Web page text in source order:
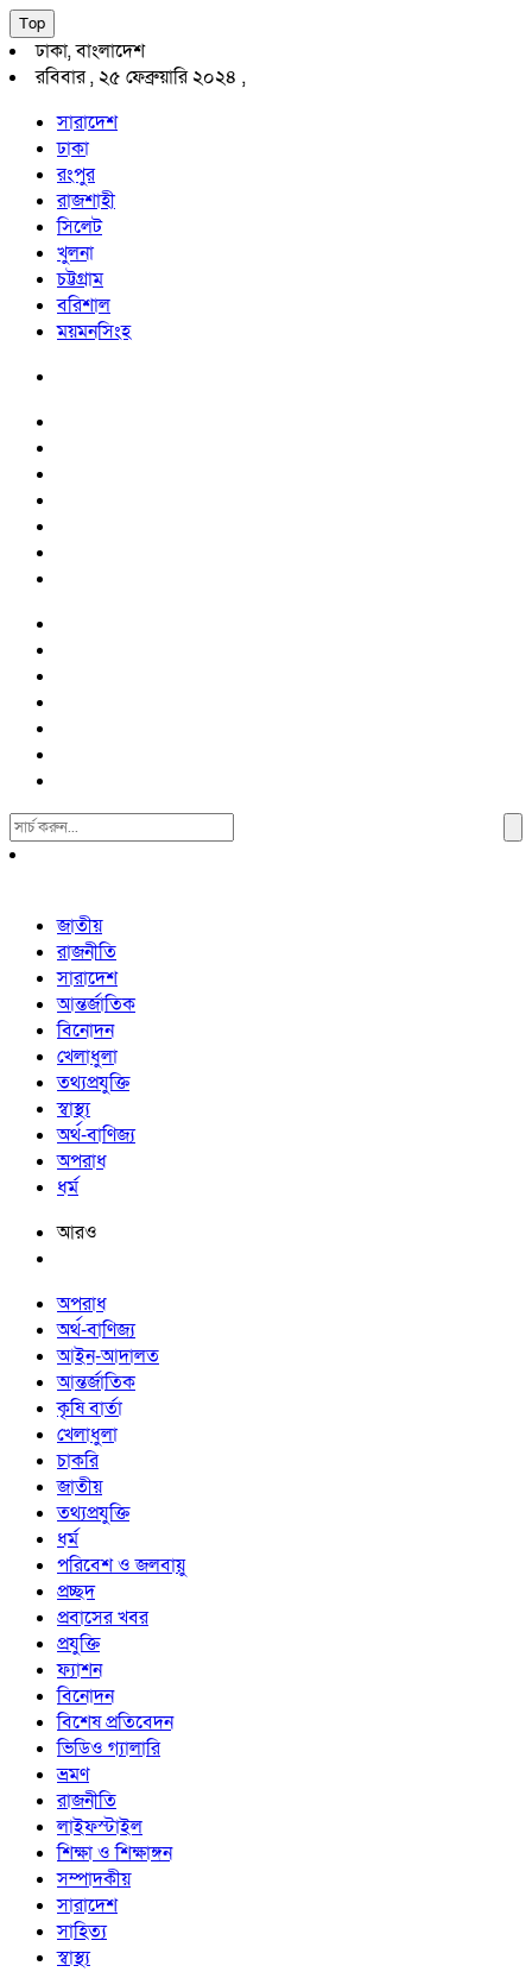
Top
ঢাকা, বাংলাদেশ
রবিবার , ২৫ ফেব্রুয়ারি ২০২৪ ,
সারাদেশ
ঢাকা
রংপুর
রাজশাহী
সিলেট
খুলনা
চট্টগ্রাম
বরিশাল
ময়মনসিংহ
Search
For:
জাতীয়
রাজনীতি
সারাদেশ
আন্তর্জাতিক
বিনোদন
খেলাধুলা
তথ্যপ্রযুক্তি
স্বাস্থ্য
অর্থ-বাণিজ্য
অপরাধ
ধর্ম
আরও
অপরাধ
অর্থ-বাণিজ্য
আইন-আদালত
আন্তর্জাতিক
কৃষি বার্তা
খেলাধুলা
চাকরি
জাতীয়
তথ্যপ্রযুক্তি
ধর্ম
পরিবেশ ও জলবায়ু
প্রচ্ছদ
প্রবাসের খবর
প্রযুক্তি
ফ্যাশন
বিনোদন
বিশেষ প্রতিবেদন
ভিডিও গ্যালারি
ভ্রমণ
রাজনীতি
লাইফস্টাইল
শিক্ষা ও শিক্ষাঙ্গন
সম্পাদকীয়
সারাদেশ
সাহিত্য
স্বাস্থ্য